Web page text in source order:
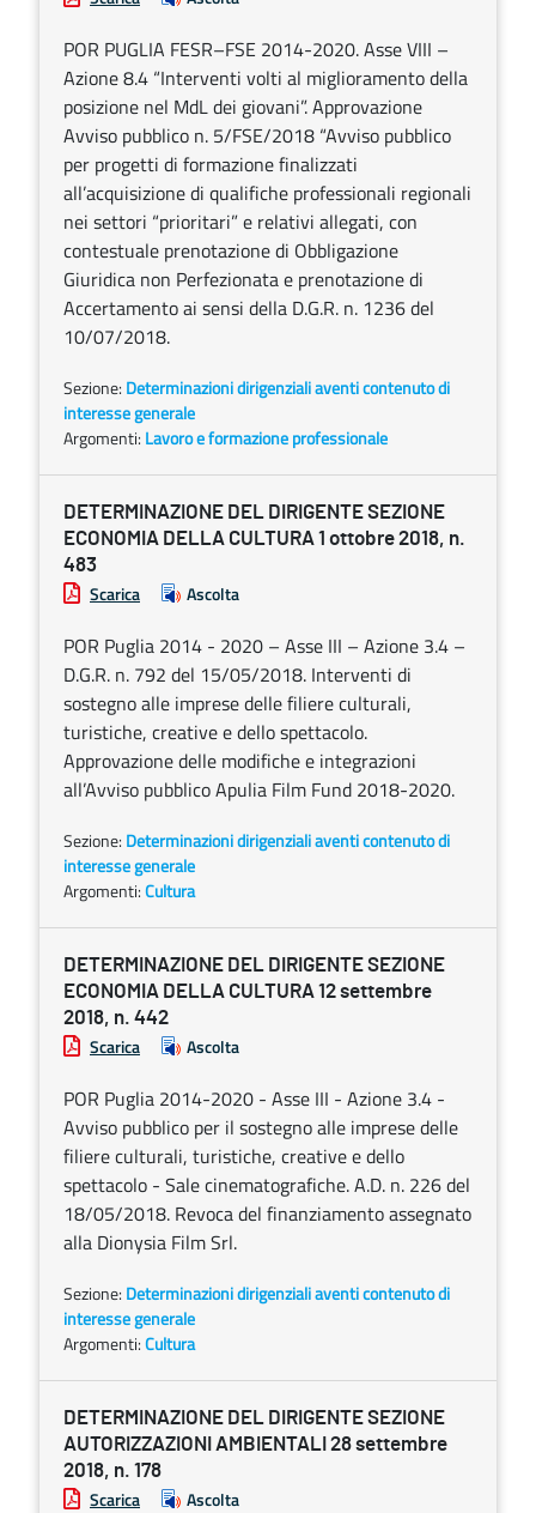
POR PUGLIA FESR–FSE 2014-2020. Asse VIII –
Azione 8.4 “Interventi volti al miglioramento della
posizione nel MdL dei giovani”. Approvazione
Avviso pubblico n. 5/FSE/2018 “Avviso pubblico
per progetti di formazione finalizzati
all’acquisizione di qualifiche professionali regionali
nei settori “prioritari” e relativi allegati, con
contestuale prenotazione di Obbligazione
Giuridica non Perfezionata e prenotazione di
Accertamento ai sensi della D.G.R. n. 1236 del
10/07/2018.
Sezione: Determinazioni dirigenziali aventi contenuto di
interesse generale
Argomenti: Lavoro e formazione professionale
DETERMINAZIONE DEL DIRIGENTE SEZIONE
ECONOMIA DELLA CULTURA 1 ottobre 2018, n.
483
Scarica Ascolta
POR Puglia 2014 - 2020 – Asse III – Azione 3.4 –
D.G.R. n. 792 del 15/05/2018. Interventi di
sostegno alle imprese delle filiere culturali,
turistiche, creative e dello spettacolo.
Approvazione delle modifiche e integrazioni
all’Avviso pubblico Apulia Film Fund 2018-2020.
Sezione: Determinazioni dirigenziali aventi contenuto di
interesse generale
Argomenti:Cultura
DETERMINAZIONE DEL DIRIGENTE SEZIONE
ECONOMIA DELLA CULTURA 12 settembre
2018, n. 442
Scarica Ascolta
POR Puglia 2014-2020 - Asse III - Azione 3.4 -
Avviso pubblico per il sostegno alle imprese delle
filiere culturali, turistiche, creative e dello
spettacolo - Sale cinematografiche. A.D. n. 226 del
18/05/2018. Revoca del finanziamento assegnato
alla Dionysia Film Srl.
Sezione: Determinazioni dirigenziali aventi contenuto di
interesse generale
Argomenti:Cultura
DETERMINAZIONE DEL DIRIGENTE SEZIONE
AUTORIZZAZIONI AMBIENTALI 28 settembre
2018, n. 178
Scarica Ascolta